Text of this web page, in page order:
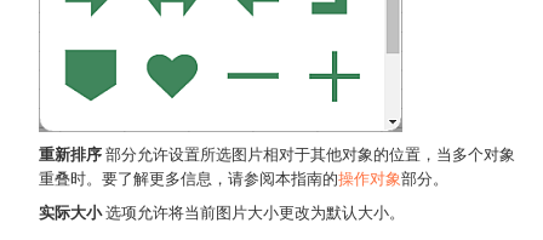
重新排序部分允许设置所选图片相对于其他对象的位置，当多个对象
重叠时。要了解更多信息，请参阅本指南的操作对象部分。
实际大小选项允许将当前图片大小更改为默认大小。